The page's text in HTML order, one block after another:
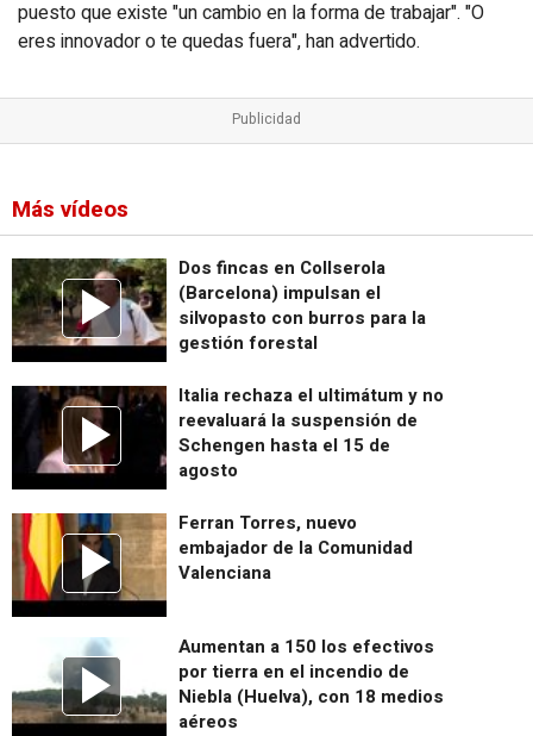
puesto que existe "un cambio en la forma de trabajar". "O
eres innovador o te quedas fuera", han advertido.
Más vídeos
Dos fincas en Collserola
(Barcelona) impulsan el
silvopasto con burros para la
gestión forestal
Italia rechaza el ultimátum y no
reevaluará la suspensión de
Schengen hasta el 15 de
agosto
Ferran Torres, nuevo
embajador de la Comunidad
Valenciana
Aumentan a 150 los efectivos
por tierra en el incendio de
Niebla (Huelva), con 18 medios
aéreos